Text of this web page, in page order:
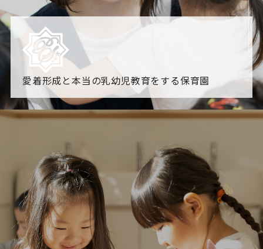
愛着形成と本当の乳幼児教育をする保育園
園からのお知らせ
「すくすく子育て」でリトルスター保育園が紹介されま
各園のブログ
2026.08.06 赤しそジュース作り～にじ組～2026.08.0
5 【そら組】誕生会
一覧を見る